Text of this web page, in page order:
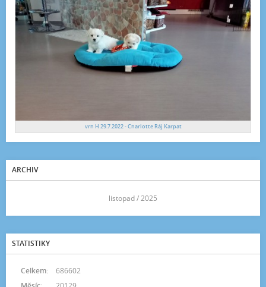
vrh H 29.7.2022 - Charlotte Ráj Karpat
ARCHIV
listopad / 2025
STATISTIKY
Celkem:
686602